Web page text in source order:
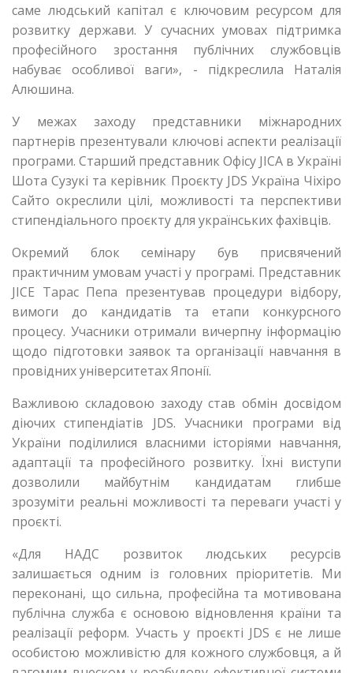
саме людський капітал є ключовим ресурсом для
розвитку держави. У сучасних умовах підтримка
професійного зростання публічних службовців
набуває особливої ваги», - підкреслила Наталія
Алюшина.
У межах заходу представники міжнародних
партнерів презентували ключові аспекти реалізації
програми. Старший представник Офісу JICA в Україні
Шота Сузукі та керівник Проєкту JDS Україна Чіхіро
Сайто окреслили цілі, можливості та перспективи
стипендіального проєкту для українських фахівців.
Окремий блок семінару був присвячений
практичним умовам участі у програмі. Представник
JICE Тарас Пепа презентував процедури відбору,
вимоги до кандидатів та етапи конкурсного
процесу. Учасники отримали вичерпну інформацію
щодо підготовки заявок та організації навчання в
провідних університетах Японії.
Важливою складовою заходу став обмін досвідом
діючих стипендіатів JDS. Учасники програми від
України поділилися власними історіями навчання,
адаптації та професійного розвитку. Їхні виступи
дозволили майбутнім кандидатам глибше
зрозуміти реальні можливості та переваги участі у
проєкті.
«Для НАДС розвиток людських ресурсів
залишається одним із головних пріоритетів. Ми
переконані, що сильна, професійна та мотивована
публічна служба є основою відновлення країни та
реалізації реформ. Участь у проєкті JDS є не лише
особистою можливістю для кожного службовця, а й